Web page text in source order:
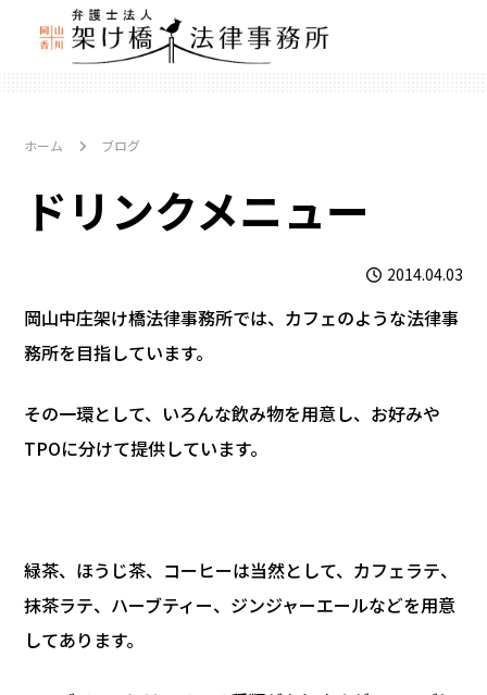
ホーム ブログ
ドリンクメニュー
2014.04.03
岡山中庄架け橋法律事務所では、カフェのような法律事
務所を目指しています。
その一環として、いろんな飲み物を用意し、お好みや
TPOに分けて提供しています。
緑茶、ほうじ茶、コーヒーは当然として、カフェラテ、
抹茶ラテ、ハーブティー、ジンジャーエールなどを用意
してあります。